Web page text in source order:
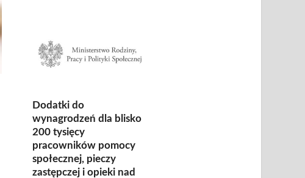
Dodatki do
wynagrodzeń dla blisko
200 tysięcy
pracowników pomocy
społecznej, pieczy
zastępczej i opieki nad